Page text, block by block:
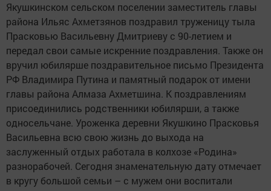
Якушкинском сельском поселении заместитель главы
района Ильяс Ахметзянов поздравил труженицу тыла
Прасковью Васильевну Дмитриеву с 90-летием и
передал свои самые искренние поздравления. Также он
вручил юбилярше поздравительное письмо Президента
РФ Владимира Путина и памятный подарок от имени
главы района Алмаза Ахметшина. К поздравлениям
присоединились родственники юбилярши, а также
односельчане. Уроженка деревни Якушкино Прасковья
Васильевна всю свою жизнь до выхода на
заслуженный отдых работала в колхозе «Родина»
разнорабочей. Сегодня знаменательную дату отмечает
в кругу большой семьи – с мужем они воспитали